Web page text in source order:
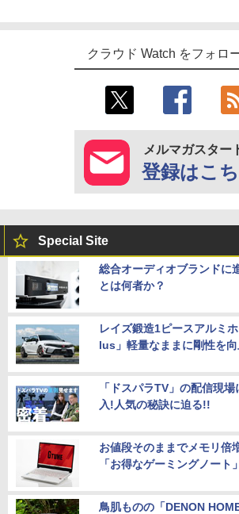
クラウド Watch をフォロ
メルマガスター
登録はこ
Special Site
総合オーディオブランドに
とは何者か？
レイズ鍛造1ピースアルミ
lus」軽量なままに剛性を向
「ドスパラTV」の配信現
入!人気の秘訣に迫る!!
お値段そのままでメモリ倍
「お得なゲーミングノート」
鳥肌ものの「DENON